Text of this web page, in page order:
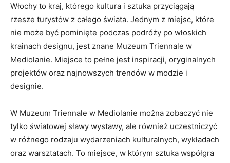
Włochy to‌ kraj, którego kultura i sztuka⁢ przyciągają
rzesze​ turystów z całego świata. ⁤Jednym⁢ z miejsc, które
nie może⁤ być pominięte podczas podróży po włoskich
krainach designu, jest znane Muzeum Triennale w
⁣Mediolanie. Miejsce to ‍pełne jest inspiracji, oryginalnych
projektów oraz najnowszych⁢ trendów w‌ modzie⁤ i
‍designie.
W Muzeum Triennale w Mediolanie ⁤można⁢ zobaczyć nie‍
tylko ⁢światowej sławy wystawy, ale również uczestniczyć ​
w ⁤różnego rodzaju ⁢wydarzeniach kulturalnych, wykładach
oraz warsztatach. To miejsce, w ‌którym sztuka współgra